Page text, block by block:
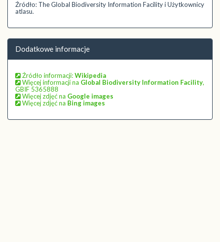
Źródło: The Global Biodiversity Information Facility i Użytkownicy
atlasu.
Dodatkowe informacje
Źródło informacji:Wikipedia
Więcej informacji na Global Biodiversity Information Facility,
GBIF 5365888
Więcej zdjęć na Google images
Więcej zdjęć na Bing images